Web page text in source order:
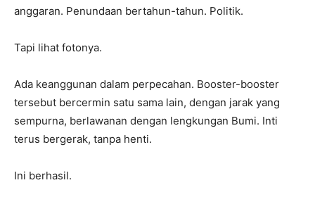
anggaran. Penundaan bertahun-tahun. Politik.
Tapi lihat fotonya.
Ada keanggunan dalam perpecahan. Booster-booster
tersebut bercermin satu sama lain, dengan jarak yang
sempurna, berlawanan dengan lengkungan Bumi. Inti
terus bergerak, tanpa henti.
Ini berhasil.